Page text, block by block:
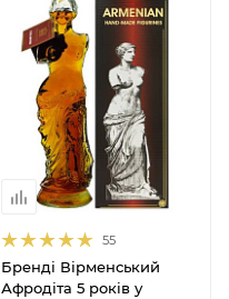
55
Бренді Вірменський
Афродіта 5 років у